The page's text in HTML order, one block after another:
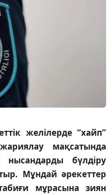
желілерде “хайп”
мақсатында
бүлдіру
Мұндай әрекеттер
мұрасына зиян